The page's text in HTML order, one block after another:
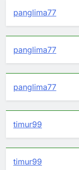
panglima77
panglima77
panglima77
timur99
timur99